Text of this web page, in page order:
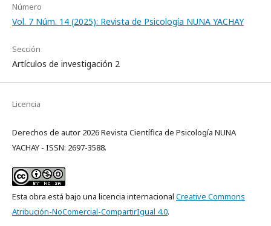
Número
Vol. 7 Núm. 14 (2025): Revista de Psicología NUNA YACHAY
Sección
Artículos de investigación 2
Licencia
Derechos de autor 2026 Revista Científica de Psicología NUNA
YACHAY - ISSN: 2697-3588.
Esta obra está bajo una licencia internacional Creative Commons
Atribución-NoComercial-CompartirIgual 4.0.